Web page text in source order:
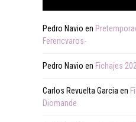
Pedro Navio en
Ferencvaros-
Pedro Navio en Fichajes
Carlos Revuelta Garcia en
Diomande